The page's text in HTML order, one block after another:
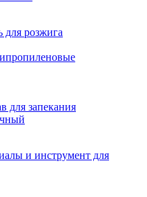
для розжига
для запекания
и инструмент для